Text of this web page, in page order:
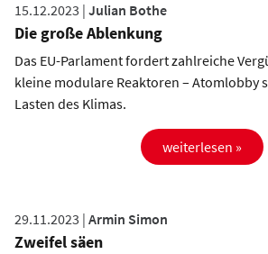
15.12.2023 | Julian Bothe
Die große Ablenkung
Das EU-Parlament fordert zahlreiche
kleine modulare Reaktoren – Atomlobby
Lasten des Klimas.
weiterlesen »
29.11.2023 | Armin Simon
Zweifel säen